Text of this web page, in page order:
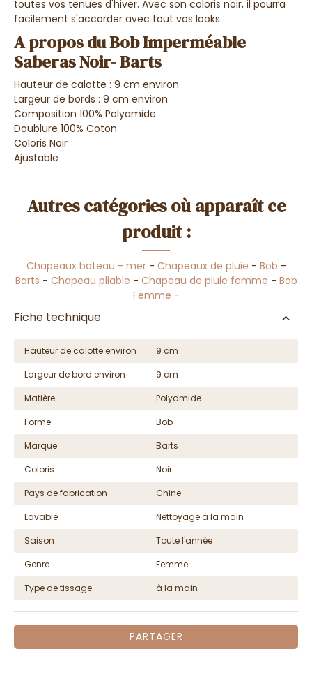
toutes vos tenues d'hiver. Avec son coloris noir, il pourra
facilement s'accorder avec tout vos looks.
A propos du Bob Imperméable
Saberas Noir- Barts
Hauteur de calotte : 9 cm environ
Largeur de bords : 9 cm environ
Composition 100% Polyamide
Doublure 100% Coton
Coloris Noir
Ajustable
Autres catégories où apparaît ce
produit :
Chapeaux bateau - mer- Chapeaux de pluie - Bob -
Barts - Chapeau pliable - Chapeau de pluie femme - Bob
Femme -
Fiche technique
Hauteur de calotte environ
9 cm
Largeur de bord environ
9 cm
Matière
Polyamide
Forme
Bob
Marque
Barts
Coloris
Noir
Pays de fabrication
Chine
Lavable
Nettoyage a la main
Saison
Toute l'année
Genre
Femme
Type de tissage
à la main
PARTAGER